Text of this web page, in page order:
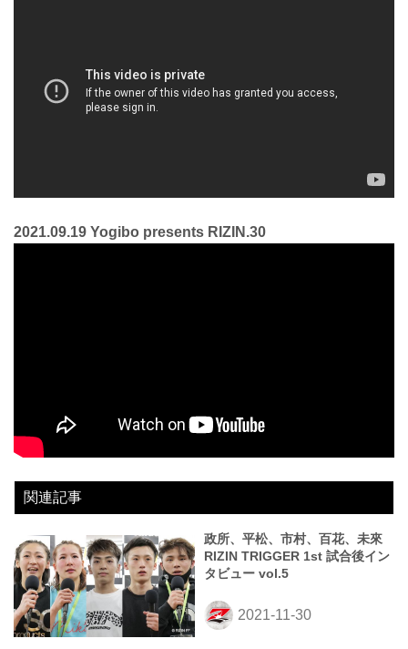
2021.09.19 Yogibo presents RIZIN.30
関連記事
政所、平松、市村、百花、未來
RIZIN TRIGGER 1st 試合後イン
タビュー vol.5